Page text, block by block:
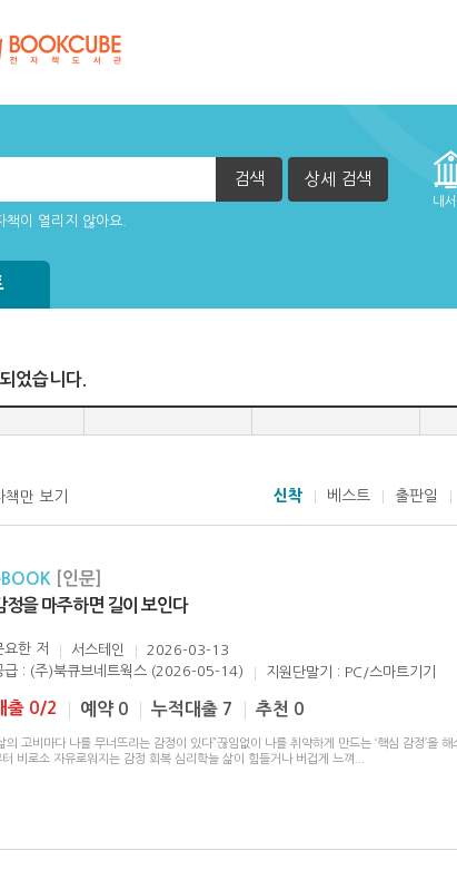
검색 상세 검색
내
책이 열리지 않아요.
었습니다.
만 보기 신착 베스트 출판일
[인문]
정을 마주하면 길이 보인다
요한 저 서스테인
2026-03-13
급 : (주)북큐브네트웍스 (2026-05-14)
지원단말기 : PC/스마트기기
출 0/2 예약 0 누적대출 7 추천 0
의 고비마다 나를 무너뜨리는 감정이 있다”끊임없이 나를 취약하게 만드는 ‘핵심 감정’을
터 비로소 자유로워지는 감정 회복 심리학늘 삶이 힘들거나 버겁게 느껴